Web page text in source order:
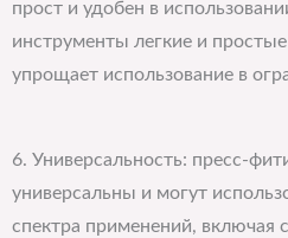
прост и удобен в
инструменты легкие и
упрощает использование в
6. Универсальность: пресс-
универсальны и могут
спектра применений, включая